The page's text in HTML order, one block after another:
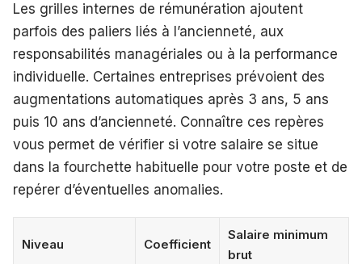
Les grilles internes de rémunération ajoutent
parfois des paliers liés à l’ancienneté, aux
responsabilités managériales ou à la performance
individuelle. Certaines entreprises prévoient des
augmentations automatiques après 3 ans, 5 ans
puis 10 ans d’ancienneté. Connaître ces repères
vous permet de vérifier si votre salaire se situe
dans la fourchette habituelle pour votre poste et de
repérer d’éventuelles anomalies.
Niveau Coefficient
Salaire minimum
brut